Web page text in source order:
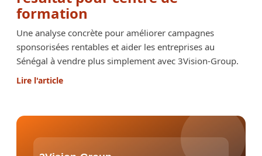
formation
Une analyse concrète pour améliorer campagnes
sponsorisées rentables et aider les entreprises au
Sénégal à vendre plus simplement avec 3Vision-Group.
Lire l'article